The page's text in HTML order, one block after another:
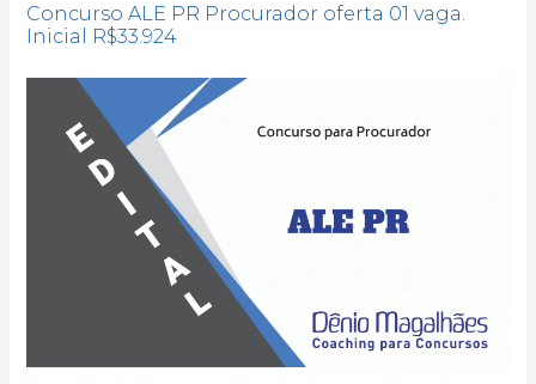
Concurso ALE PR Procurador oferta 01 vaga.
Inicial R$33.924